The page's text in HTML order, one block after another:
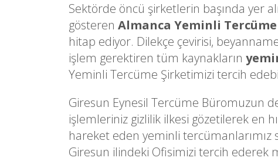
Sektörde öncü şirketlerin başında yer
gösteren Almanca Yeminli
hitap ediyor. Dilekçe çevirisi,
işlem gerektiren tüm kaynakların
Yeminli Tercüme Şirketimizi tercih
Giresun Eynesil Tercüme Büromuzun
işlemleriniz gizlilik ilkesi gözetilerek en
hareket eden yeminli
Giresun ilindeki Ofisimizi tercih ederek